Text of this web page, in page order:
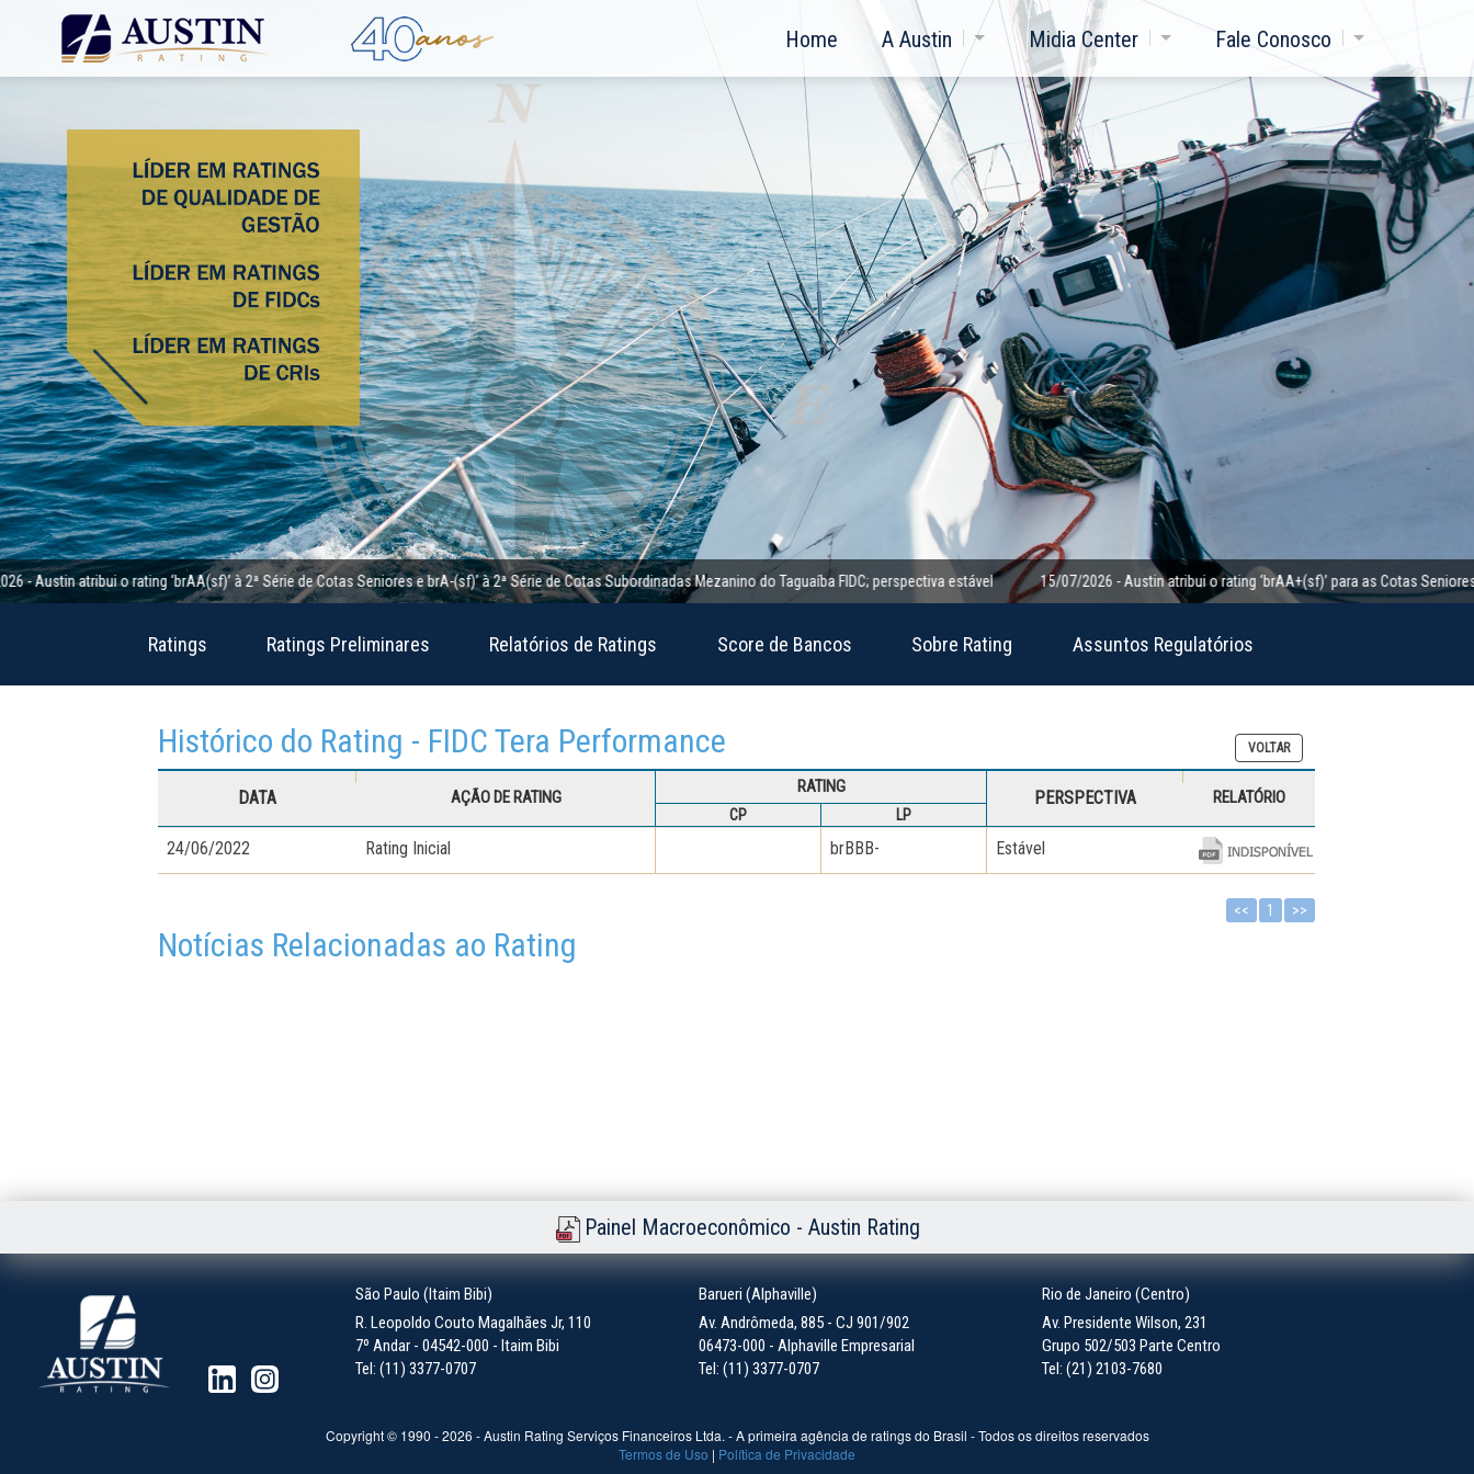
Home A Austin Midia Center Fale Conosco
atribui o rating ‘brAA(sf)’ à 2ª Série de Cotas Seniores e brA-(sf)’ à 2ª Série de Cotas Subordinadas Mezanino do Taguaíba FIDC; perspectiva estável 15/07/2026 - Austin atribui o rating ‘brAA+(sf)’ para as Cotas Seniores da
Ratings Ratings Preliminares Relatórios de Ratings Score de Bancos Sobre Rating Assuntos Regulatórios
Histórico do Rating - FIDC Tera Performance VOLTAR
DATA AÇÃO DE RATING
RATING
PERSPECTIVA RELATÓRIO
CP LP
24/06/2022 Rating Inicial brBBB- Estável
<< 1 >>
Notícias Relacionadas ao Rating
Painel Macroeconômico - Austin Rating
São Paulo (Itaim Bibi)
R. Leopoldo Couto Magalhães Jr, 110
7º Andar - 04542-000 - Itaim Bibi
Tel: (11) 3377-0707
Barueri (Alphaville)
Av. Andrômeda, 885 - CJ 901/902
06473-000 - Alphaville Empresarial
Tel: (11) 3377-0707
Rio de Janeiro (Centro)
Av. Presidente Wilson, 231
Grupo 502/503 Parte Centro
Tel: (21) 2103-7680
Copyright © 1990 -2026 - Austin Rating Serviços Financeiros Ltda. - A primeira agência de ratings do Brasil - Todos os direitos reservados
Termos de Uso | Política de Privacidade